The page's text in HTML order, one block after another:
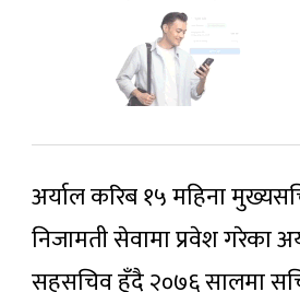
अर्याल करिब १५ महिना
निजामती सेवामा प्रवेश गरेका
सहसचिव हुँदै २०७६ सालमा